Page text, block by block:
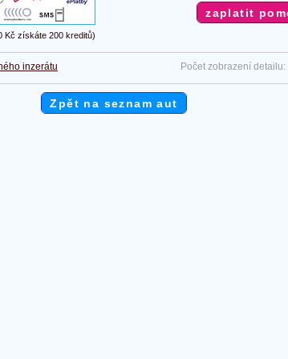
Kč získáte 200 kreditů)
inzerátu Počet zobrazení detailu:
Zpět na seznam aut